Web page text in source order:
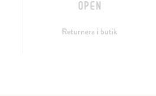
Returnera i butik